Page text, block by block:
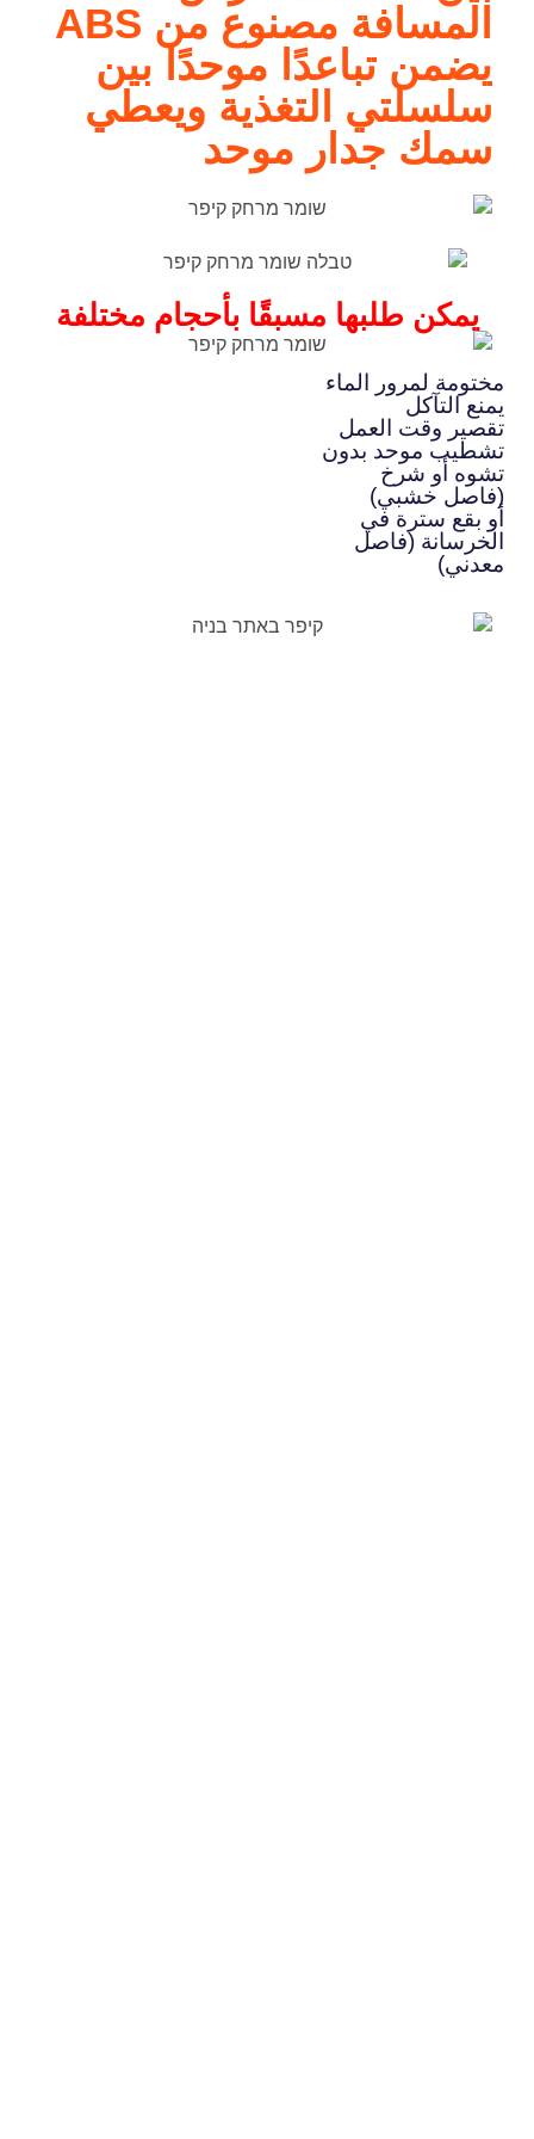
المسافة مصنوع من ABS
يضمن تباعدًا موحدًا بين
سلسلتي التغذية ويعطي
سمك جدار موحد
يمكن طلبها مسبقًا بأحجام مختلفة
مختومة لمرور الماء
يمنع التآكل
تقصير وقت العمل
تشطيب موحد بدون
تشوه أو شرخ
(فاصل خشبي)
أو بقع سترة في
الخرسانة (فاصل
معدني)